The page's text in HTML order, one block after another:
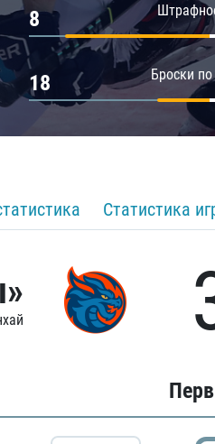
8
Броски
18
Статистика